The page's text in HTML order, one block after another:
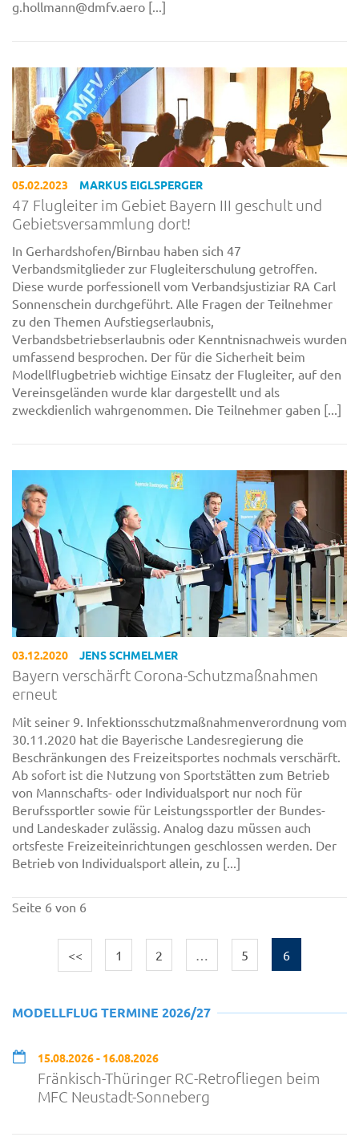
g.hollmann@dmfv.aero [...]
05.02.2023 MARKUS EIGLSPERGER
47 Flugleiter im Gebiet Bayern III geschult und
Gebietsversammlung dort!
In Gerhardshofen/Birnbau haben sich 47
Verbandsmitglieder zur Flugleiterschulung getroffen.
Diese wurde porfessionell vom Verbandsjustiziar RA Carl
Sonnenschein durchgeführt. Alle Fragen der Teilnehmer
zu den Themen Aufstiegserlaubnis,
Verbandsbetriebserlaubnis oder Kenntnisnachweis wurden
umfassend besprochen. Der für die Sicherheit beim
Modellflugbetrieb wichtige Einsatz der Flugleiter, auf den
Vereinsgeländen wurde klar dargestellt und als
zweckdienlich wahrgenommen. Die Teilnehmer gaben [...]
03.12.2020 JENS SCHMELMER
Bayern verschärft Corona-Schutzmaßnahmen
erneut
Mit seiner 9. Infektionsschutzmaßnahmenverordnung vom
30.11.2020 hat die Bayerische Landesregierung die
Beschränkungen des Freizeitsportes nochmals verschärft.
Ab sofort ist die Nutzung von Sportstätten zum Betrieb
von Mannschafts- oder Individualsport nur noch für
Berufssportler sowie für Leistungssportler der Bundes-
und Landeskader zulässig. Analog dazu müssen auch
ortsfeste Freizeiteinrichtungen geschlossen werden. Der
Betrieb von Individualsport allein, zu [...]
Seite 6 von 6
<< 1 2 5 6
MODELLFLUG TERMINE 2026/27
15.08.2026 - 16.08.2026
Fränkisch-Thüringer RC-Retrofliegen beim
MFC Neustadt-Sonneberg